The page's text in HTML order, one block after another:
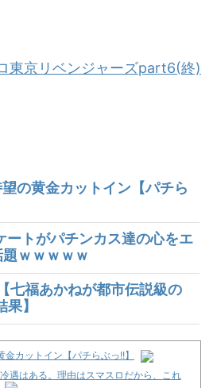
東京リベンジャーズpart6(終)
の黄金カットイン【パチら
トがパチンカス達の心をエ
ｗｗｗｗｗ
福あかねが都市伝説級の
】
金カットイン【パチらぶっ!!】
遇はある。理由はスマスロだから、これ